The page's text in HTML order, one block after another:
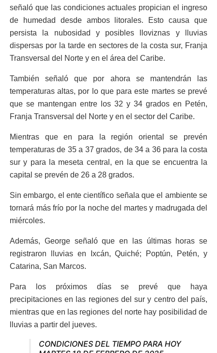
señaló que las condiciones actuales propician el ingreso
de humedad desde ambos litorales. Esto causa que
persista la nubosidad y posibles lloviznas y lluvias
dispersas por la tarde en sectores de la costa sur, Franja
Transversal del Norte y en el área del Caribe.
También señaló que por ahora se mantendrán las
temperaturas altas, por lo que para este martes se prevé
que se mantengan entre los 32 y 34 grados en Petén,
Franja Transversal del Norte y en el sector del Caribe.
Mientras que en para la región oriental se prevén
temperaturas de 35 a 37 grados, de 34 a 36 para la costa
sur y para la meseta central, en la que se encuentra la
capital se prevén de 26 a 28 grados.
Sin embargo, el ente científico señala que el ambiente se
tornará más frío por la noche del martes y madrugada del
miércoles.
Además, George señaló que en las últimas horas se
registraron lluvias en Ixcán, Quiché; Poptún, Petén, y
Catarina, San Marcos.
Para los próximos días se prevé que haya
precipitaciones en las regiones del sur y centro del país,
mientras que en las regiones del norte hay posibilidad de
lluvias a partir del jueves.
CONDICIONES DEL TIEMPO PARA HOY